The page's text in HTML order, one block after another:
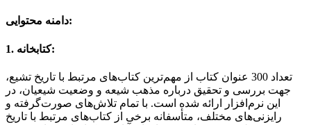
دامنه محتوایی:
1. کتابخانه:
تعداد 300 عنوان کتاب از مهم‌ترین کتاب‌های مرتبط با تاریخ تشیع،
جهت بررسی و تحقیق درباره مذهب شیعه و وضعیت شیعیان، در
این نرم‌افزار ارائه شده است. با تمام تلاش‌های صورت‌گرفته و
رایزنی‌های مختلف، متأسفانه برخی از کتاب‌های مرتبط با تاریخ